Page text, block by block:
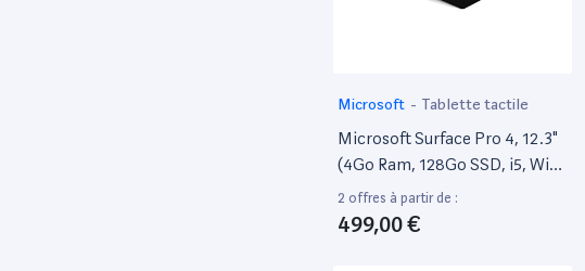
Microsoft - Tablette tactile
Microsoft Surface Pro 4, 12.3"
(4Go Ram, 128Go SSD, i5, Win
10 Pro) + Type Cover Azerty
2 offres à partir de :
499,00 €